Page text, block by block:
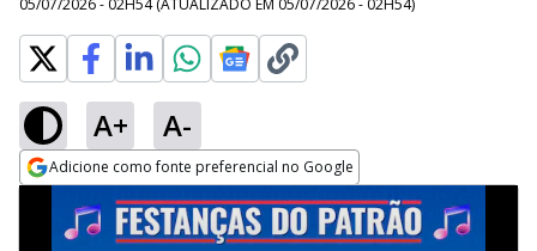
05/07/2026 - 02H54 (ATUALIZADO EM 05/07/2026 - 02H54)
A+ A-
Adicione como fonte preferencial no Google
Opens in new window